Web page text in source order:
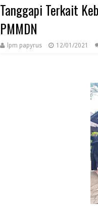
Tanggapi Terkait
PMMDN
lpm papyrus 12/01/2021